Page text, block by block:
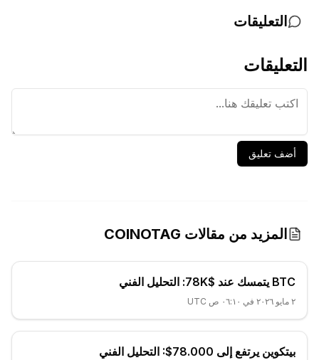
التعليقات
التعليقات
أضف تعليق
المزيد من مقالات COINOTAG
BTC يتمسك عند $78K: التحليل الفني
٢ مايو ٢٠٢٦ في ٠٦:١٠ ص UTC
بيتكوين يرتفع إلى 78.000$: التحليل الفني